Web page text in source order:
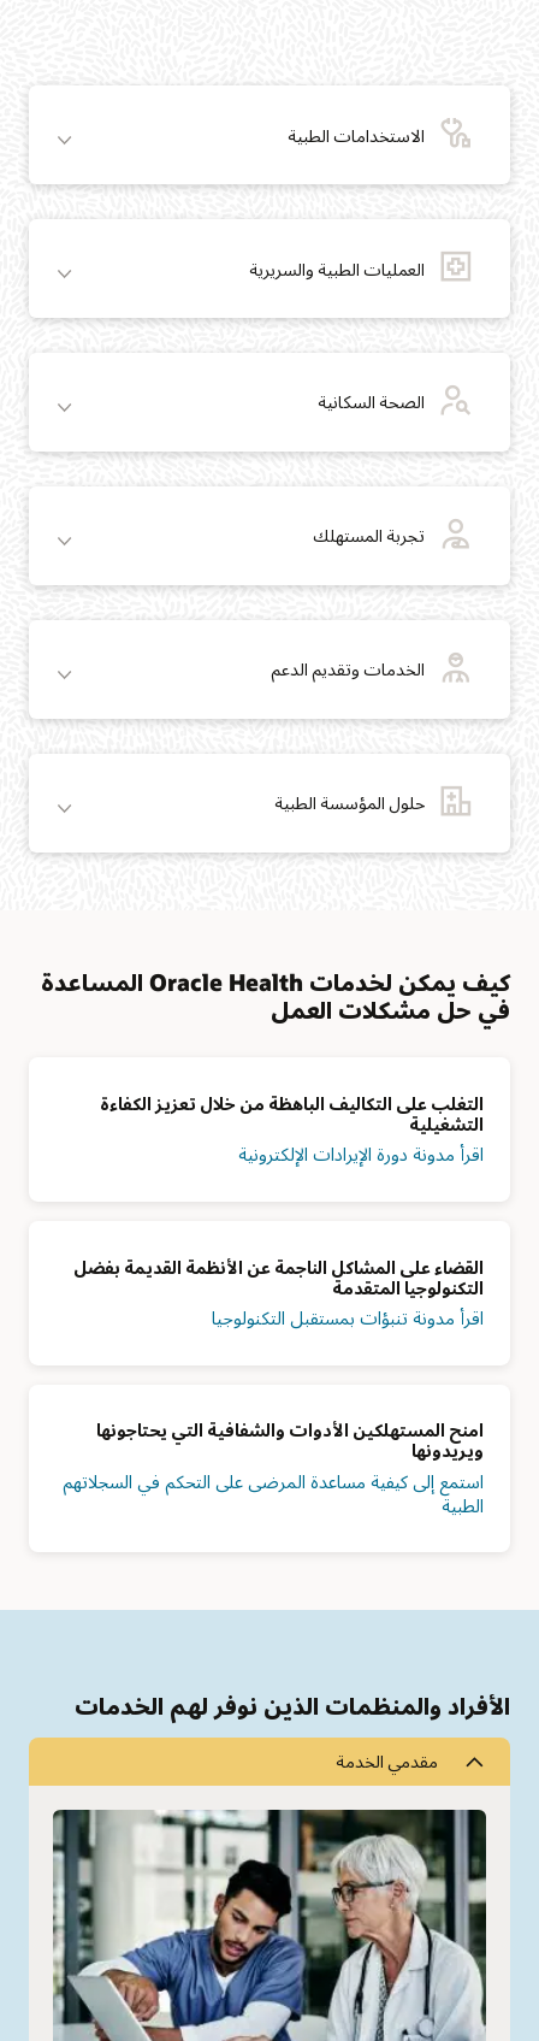
الاستخدامات الطبية
العمليات الطبية والسريرية
الصحة السكانية
تجربة المستهلك
الخدمات وتقديم الدعم
حلول المؤسسة الطبية
كيف يمكن لخدمات Oracle Health المساعدة
في حل مشكلات العمل
التغلب على التكاليف الباهظة من خلال تعزيز الكفاءة
التشغيلية
اقرأ مدونة دورة الإيرادات الإلكترونية
القضاء على المشاكل الناجمة عن الأنظمة القديمة بفضل
التكنولوجيا المتقدمة
اقرأ مدونة تنبؤات بمستقبل التكنولوجيا
امنح المستهلكين الأدوات والشفافية التي يحتاجونها
ويريدونها
استمع إلى كيفية مساعدة المرضى على التحكم في السجلاتهم
الطبية
الأفراد والمنظمات الذين نوفر لهم الخدمات
مقدمي الخدمة